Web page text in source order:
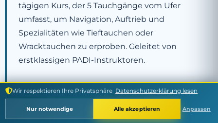
tägigen Kurs, der 5 Tauchgänge vom Ufer
umfasst, um Navigation, Auftrieb und
Spezialitäten wie Tieftauchen oder
Wracktauchen zu erproben. Geleitet von
erstklassigen PADI-Instruktoren.
Dauer:2 Tage
Voraussetzungen
Wir respektieren Ihre Privatsphäre Datenschutzerklärung lesen
Anpassen
Nur notwendige Alle akzeptieren